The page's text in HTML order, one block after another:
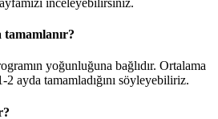
inceleyebilirsiniz.
yoğunluğuna bağlıdır. Ortalama
2 ayda tamamladığını söyleyebiliriz.